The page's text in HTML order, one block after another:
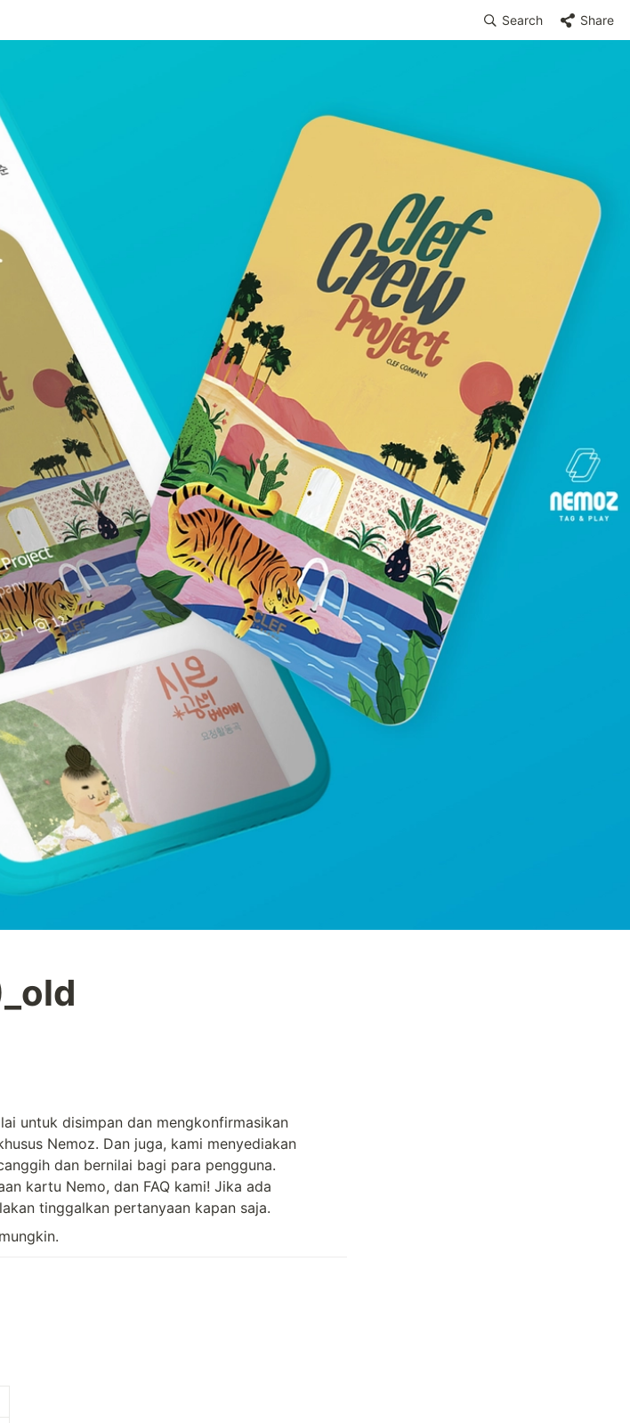
Search Share
untuk disimpan dan mengkonfirmasikan
Nemoz. Dan juga, kami menyediakan
dan bernilai bagi para pengguna.
kartu Nemo, dan FAQ kami! Jika ada
tinggalkan pertanyaan kapan saja.